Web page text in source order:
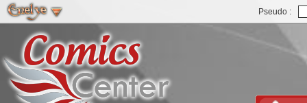
Pseudo :